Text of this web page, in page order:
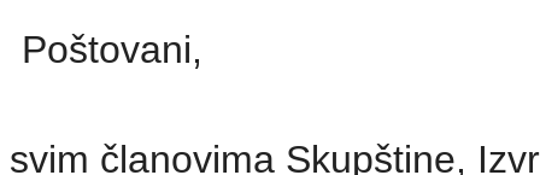
Poštovani,
svim članovima Skupštine,